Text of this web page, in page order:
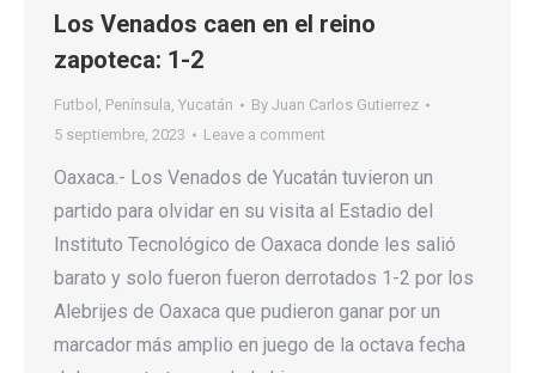
Los Venados caen en el reino
zapoteca: 1-2
Futbol , Península, Yucatán By Juan Carlos Gutierrez
5 septiembre, 2023
Leave a comment
Oaxaca.- Los Venados de Yucatán tuvieron un
partido para olvidar en su visita al Estadio del
Instituto Tecnológico de Oaxaca donde les salió
barato y solo fueron fueron derrotados 1-2 por los
Alebrijes de Oaxaca que pudieron ganar por un
marcador más amplio en juego de la octava fecha